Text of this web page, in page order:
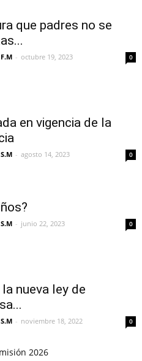
que padres no se
- octubre 19, 2023 0
en vigencia de la
- agosto 14, 2023 0
- junio 22, 2023 0
nueva ley de
- noviembre 18, 2022 0